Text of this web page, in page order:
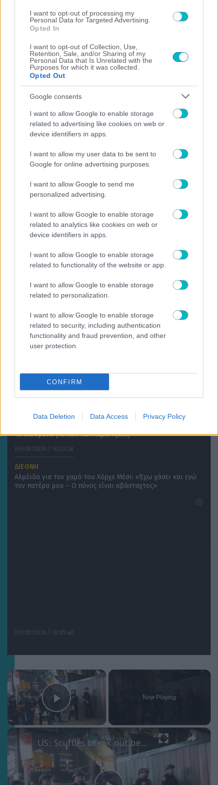
I want to opt-out of processing my
Personal Data for Targeted Advertising.
Opted In
I want to opt-out of Collection, Use,
Retention, Sale, and/or Sharing of my
Personal Data that Is Unrelated with the
Purposes for which it was collected.
Opted Out
Google consents
I want to allow Google to enable storage
related to advertising like cookies on web or
device identifiers in apps.
I want to allow my user data to be sent to
Google for online advertising purposes.
I want to allow Google to send me
personalized advertising.
I want to allow Google to enable storage
related to analytics like cookies on web or
device identifiers in apps.
I want to allow Google to enable storage
related to functionality of the website or app.
I want to allow Google to enable storage
related to personalization.
I want to allow Google to enable storage
related to security, including authentication
functionality and fraud prevention, and other
user protection.
CONFIRM
Data Deletion Data Access Privacy Policy
ΠΟΔΟΣΦΑΙΡΟ ΑΕΚ
Πήλιος: «Έχω ακόμα πάρα πολλά να δείξω» (VIDEO)
ΠΟΔΟΣΦΑΙΡΟ ΑΕΚ
Ηλιόπουλος σε Πήλιο: «Εκανες μεγάλη προσπάθεια κόντρα
σε αυτούς που σε αμφισβήτησαν – Το κέρδισες με το σπαθί
σου» (VIDEO)
09/08/2026 | 12:37:51
ΠΑΟΚ: «Τρέχει» ο Ντεσπόντοφ, σε φουλ ρυθμούς ο
Γιαννούλης
ΔΙΕΘΝΗ
Πάλας η υποψήφια αντίπαλος του Ολυμπιακού
09/08/2026 | 11:21:26
ΠΟΔΟΣΦΑΙΡΟ ΑΕΚ
Ερχεται η νέα εμφάνιση της ΑΕΚ – Πως θα μοιάζει
Βιλερμπάν: Η οικογένεια Μπας αγοράζει τη γαλλική ομάδα
Τα δεδομένα για ΑΕΚ και Λαρεντζάκη!
09/08/2026 | 10:20:28
ΔΙΕΘΝΗ
Αλμέιδα για τον χαμό του Χόρχε Μέσι: «Έχω χάσει και εγώ
τον πατέρα μου – Ο πόνος είναι αβάσταχτος»
09/08/2026 | 10:05:48
×
Play Video
Now Playing
×
US: Scuffles break out between Knicks fans, police during championship celebrations.